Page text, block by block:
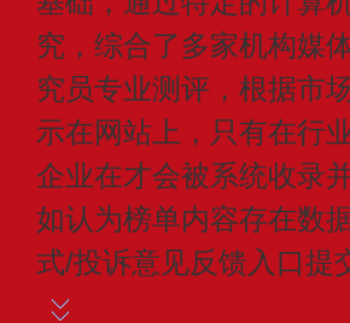
究，综合了多家机构媒
究员专业测评，根据市
示在网站上，只有在行
企业在才会被系统收录
如认为榜单内容存在数
式/投诉意见反馈入口提